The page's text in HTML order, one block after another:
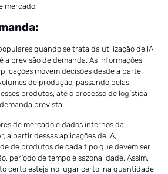
mercado.
quando se trata da utilização de IA
a previsão de demanda. As informações
movem decisões desde a parte
de produção, passando pelas
produtos, até o processo de logística
prevista.
de mercado e dados internos da
a partir dessas aplicações de IA,
de produtos de cada tipo que devem ser
período de tempo e sazonalidade. Assim,
certo esteja no lugar certo, na quantidade